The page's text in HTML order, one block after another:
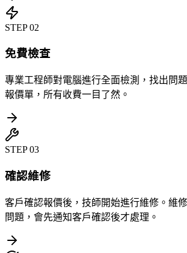
STEP02
免費檢查
專業工程師對電腦進行全面檢測，找出問
報價單，所有收費一目了然。
STEP03
確認維修
客戶確認報價後，技師開始進行維修。維
問題，會先通知客戶確認後才處理。